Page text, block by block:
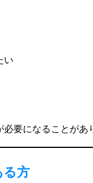
い
要になることがあ
る方